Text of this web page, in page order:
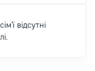
відсутні